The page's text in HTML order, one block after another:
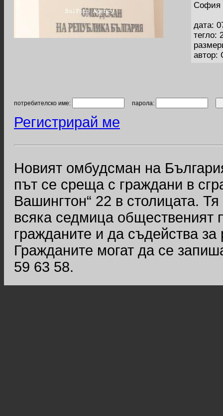
София
дата:
тегло:
автор:
потребителско име: парола:
Регистрирай ме
Новият омбудсман на
път се среща с граждани в
Вашингтон“ 22 в столицата.
всяка седмица общественият
гражданите и да съдейства
Гражданите могат да се
59 63 58.